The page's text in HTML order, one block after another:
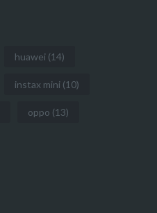
huawei (14)
instax mini (10)
oppo (13)